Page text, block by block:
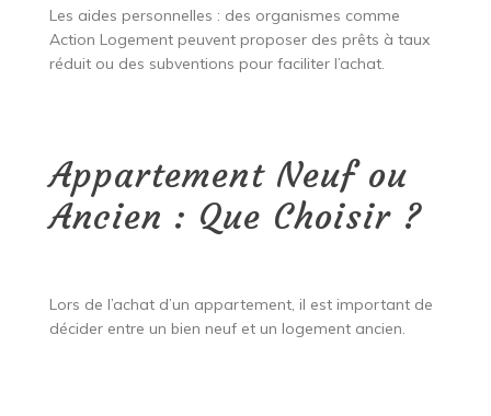
Les aides personnelles : des organismes comme
Action Logement peuvent proposer des prêts à taux
réduit ou des subventions pour faciliter l’achat.
Appartement Neuf ou
Ancien : Que Choisir ?
Lors de l’achat d’un appartement, il est important de
décider entre un bien neuf et un logement ancien.